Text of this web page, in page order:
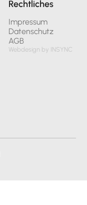
Rechtliches
Impressum
Datenschutz
AGB
Webdesign by INSYNC